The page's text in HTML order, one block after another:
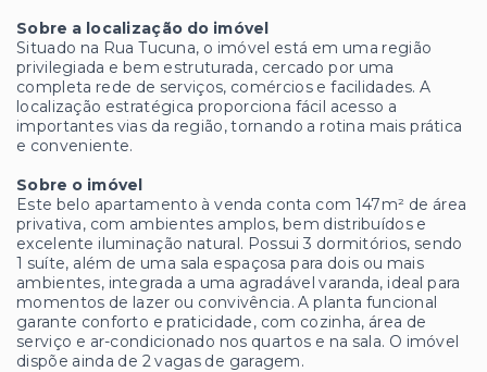
Sobre a localização do imóvel
Situado na Rua Tucuna, o imóvel está em uma região
privilegiada e bem estruturada, cercado por uma
completa rede de serviços, comércios e facilidades. A
localização estratégica proporciona fácil acesso a
importantes vias da região, tornando a rotina mais prática
e conveniente.
Sobre o imóvel
Este belo apartamento à venda conta com 147m² de área
privativa, com ambientes amplos, bem distribuídos e
excelente iluminação natural. Possui 3 dormitórios, sendo
1 suíte, além de uma sala espaçosa para dois ou mais
ambientes, integrada a uma agradável varanda, ideal para
momentos de lazer ou convivência. A planta funcional
garante conforto e praticidade, com cozinha, área de
serviço e ar-condicionado nos quartos e na sala. O imóvel
dispõe ainda de 2 vagas de garagem.